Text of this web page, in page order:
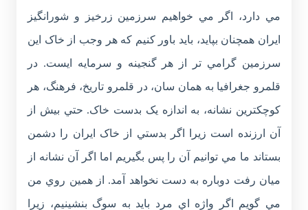
مي دارد، اگر مي خواهيم سرزمين زرخيز و شورانگيز
ايران همچنان بپايد، بايد باور کنيم که هر وجب از خاک اين
سرزمين گرامي تر از هر گنجينه و سرمايه ايست. در
قلمرو جغرافيا به همان سان، در قلمرو تاريخ، فرهنگ، هر
کوچکترين نشانه، به اندازه يک بدست خاک. حتي بيش از
آن ارزنده است زيرا اگر بدستي از خاک ايران را دشمن
بستاند ما مي توانيم آن را پس بگيريم اما اگر آن نشانه از
ميان رفت دوباره به دست نخواهد آمد. از همين روي من
مي گويم اگر واژه اي مرد بايد به سوگ بنشينيم، زيرا